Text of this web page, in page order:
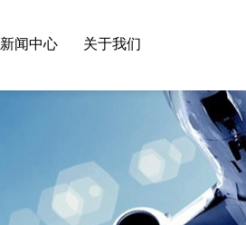
新闻中心 关于我们